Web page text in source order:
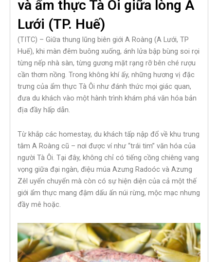
và ẩm thực Tà Ôi giữa lòng A
Lưới (TP. Huế)
(TITC) – Giữa thung lũng biên giới A Roàng (A Lưới, TP
Huế), khi màn đêm buông xuống, ánh lửa bập bùng soi rọi
từng nếp nhà sàn, từng gương mặt rạng rỡ bên ché rượu
cần thơm nồng. Trong không khí ấy, những hương vị đặc
trưng của ẩm thực Tà Ôi như đánh thức mọi giác quan,
đưa du khách vào một hành trình khám phá văn hóa bản
địa đầy hấp dẫn.
Từ khắp các homestay, du khách tấp nập đổ về khu trung
tâm A Roàng cũ – nơi được ví như “trái tim” văn hóa của
người Tà Ôi. Tại đây, không chỉ có tiếng cồng chiêng vang
vọng giữa đại ngàn, điệu múa Azưng Radoóc và Azưng
Zêl uyển chuyển mà còn có sự hiện diện của cả một thế
giới ẩm thực mang đậm dấu ấn núi rừng, mộc mạc nhưng
đầy mê hoặc.